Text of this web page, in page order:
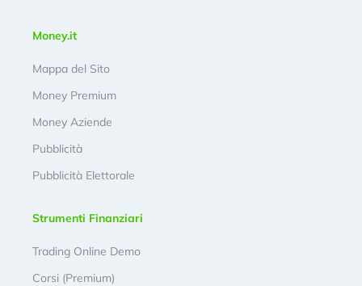
Money.it
Mappa del Sito
Money Premium
Money Aziende
Pubblicità
Pubblicità Elettorale
Strumenti Finanziari
Trading Online Demo
Corsi (Premium)